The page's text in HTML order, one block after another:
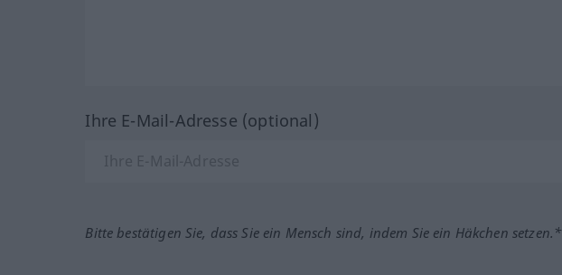
Ihre E-Mail-Adresse (optional)
Bitte bestätigen Sie, dass Sie ein Mensch sind, indem Sie ein Häkchen setzen.*